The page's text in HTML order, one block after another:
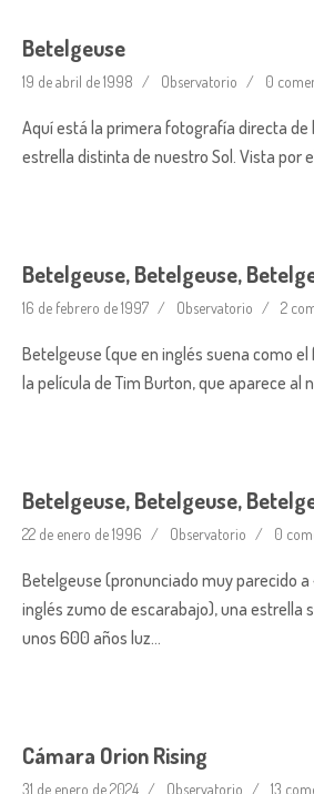
Betelgeuse
19 de abril de 1998 Observatorio 0
Aquí está la primera fotografía directa de
estrella distinta de nuestro Sol. Vista por
Betelgeuse, Betelgeuse,
16 de febrero de 1997 Observatorio 2
Betelgeuse (que en inglés suena como
la película de Tim Burton, que aparece al
Betelgeuse, Betelgeuse,
22 de enero de 1996 Observatorio 0
Betelgeuse (pronunciado muy parecido a
inglés zumo de escarabajo), una estrella
unos 600 años luz…
Cámara Orion Rising
31 de enero de 2024 Observatorio 13